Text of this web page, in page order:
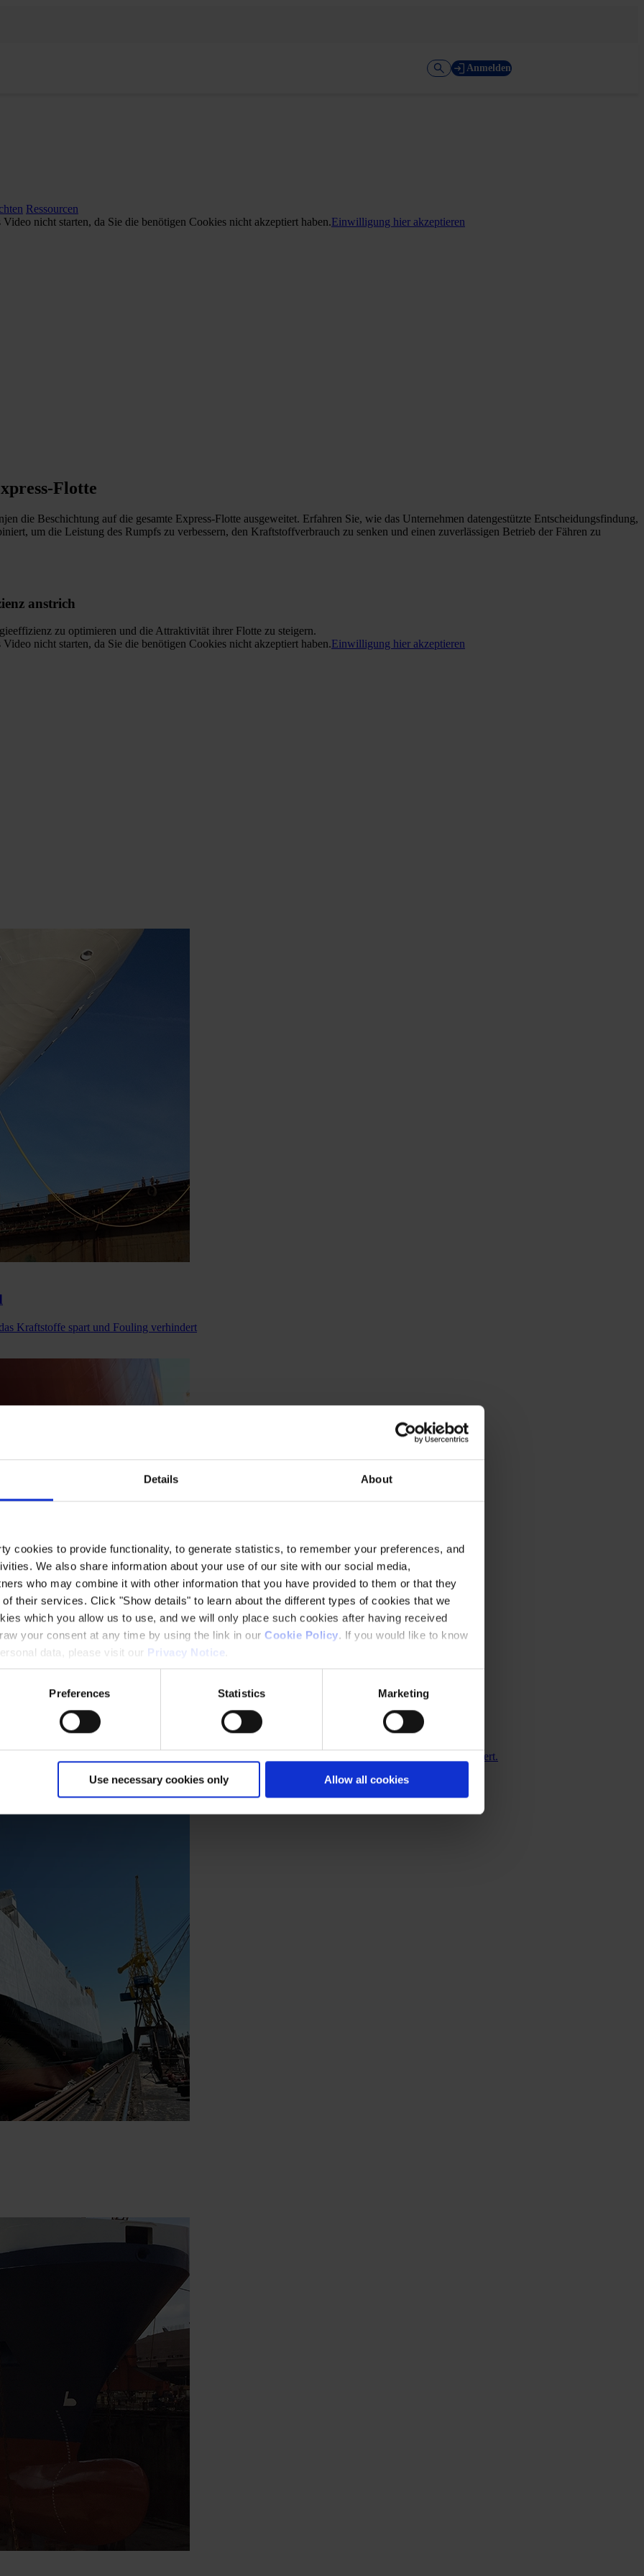
Details About
cookies to provide functionality, to generate statistics, to remember your preferences, and
We also share information about your use of our site with our social media,
who may combine it with other information that you have provided to them or that they
their services. Click "Show details" to learn about the different types of cookies that we
which you allow us to use, and we will only place such cookies after having received
your consent at any time by using the link in our Cookie Policy. If you would like to know
data, please visit our Privacy Notice
Preferences Statistics Marketing
Use necessary cookies only Allow all cookies
Anmelden
Ressourcen
nicht starten, da Sie die benötigen Cookies nicht akzeptiert haben.Einwilligung hier akzeptieren
Flotte
die Beschichtung auf die gesamte Express-Flotte ausgeweitet. Erfahren Sie, wie das Unternehmen datengestützte Entscheidungsfindung,
um die Leistung des Rumpfs zu verbessern, den Kraftstoffverbrauch zu senken und einen zuverlässigen Betrieb der Fähren zu
anstrich
zu optimieren und die Attraktivität ihrer Flotte zu steigern.
nicht starten, da Sie die benötigen Cookies nicht akzeptiert haben.Einwilligung hier akzeptieren
Kraftstoffe spart und Fouling verhindert
mit Hempaguard
in 18 Monaten 6.700 Tonnen CO₂ eingespart und damit die nachhaltige Schifffahrt nachweislich gefördert.